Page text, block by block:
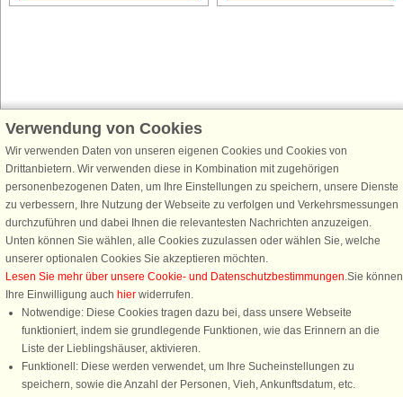
Schließen Sie sich 100.000 Ferienhaus-Fans an
Erhalten Sie einenWillkommensgutschein von 25 € für Ihren nächsten
Ferienhausurlaub - melden Sie sich einfach für den DanCenter Newsletter
an. Verpassen Sie nie wieder exklusive Angebote, Gewinnspiele und
Urlaubstipps!
Newsletter abonnieren
Verwendung von Cookies
Wir verwenden Daten von unseren eigenen Cookies und Cookies von
Drittanbietern. Wir verwenden diese in Kombination mit zugehörigen
personenbezogenen Daten, um Ihre Einstellungen zu speichern, unsere Dienste
zu verbessern, Ihre Nutzung der Webseite zu verfolgen und Verkehrsmessungen
durchzuführen und dabei Ihnen die relevantesten Nachrichten anzuzeigen.
Unten können Sie wählen, alle Cookies zuzulassen oder wählen Sie, welche
unserer optionalen Cookies Sie akzeptieren möchten.
Lesen Sie mehr über unsere Cookie- und Datenschutzbestimmungen.Sie können
Ihre Einwilligung auch hier widerrufen.
Notwendige: Diese Cookies tragen dazu bei, dass unsere Webseite
funktioniert, indem sie grundlegende Funktionen, wie das Erinnern an die
Liste der Lieblingshäuser, aktivieren.
Funktionell: Diese werden verwendet, um Ihre Sucheinstellungen zu
speichern, sowie die Anzahl der Personen, Vieh, Ankunftsdatum, etc.